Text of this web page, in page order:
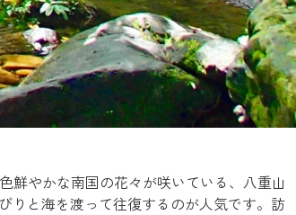
やかな南国の花々が咲いている、八重山
りと海を渡って往復するのが人気です。訪